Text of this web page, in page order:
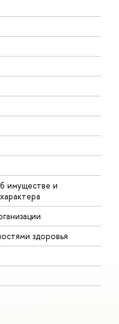
имуществе и
здоровья